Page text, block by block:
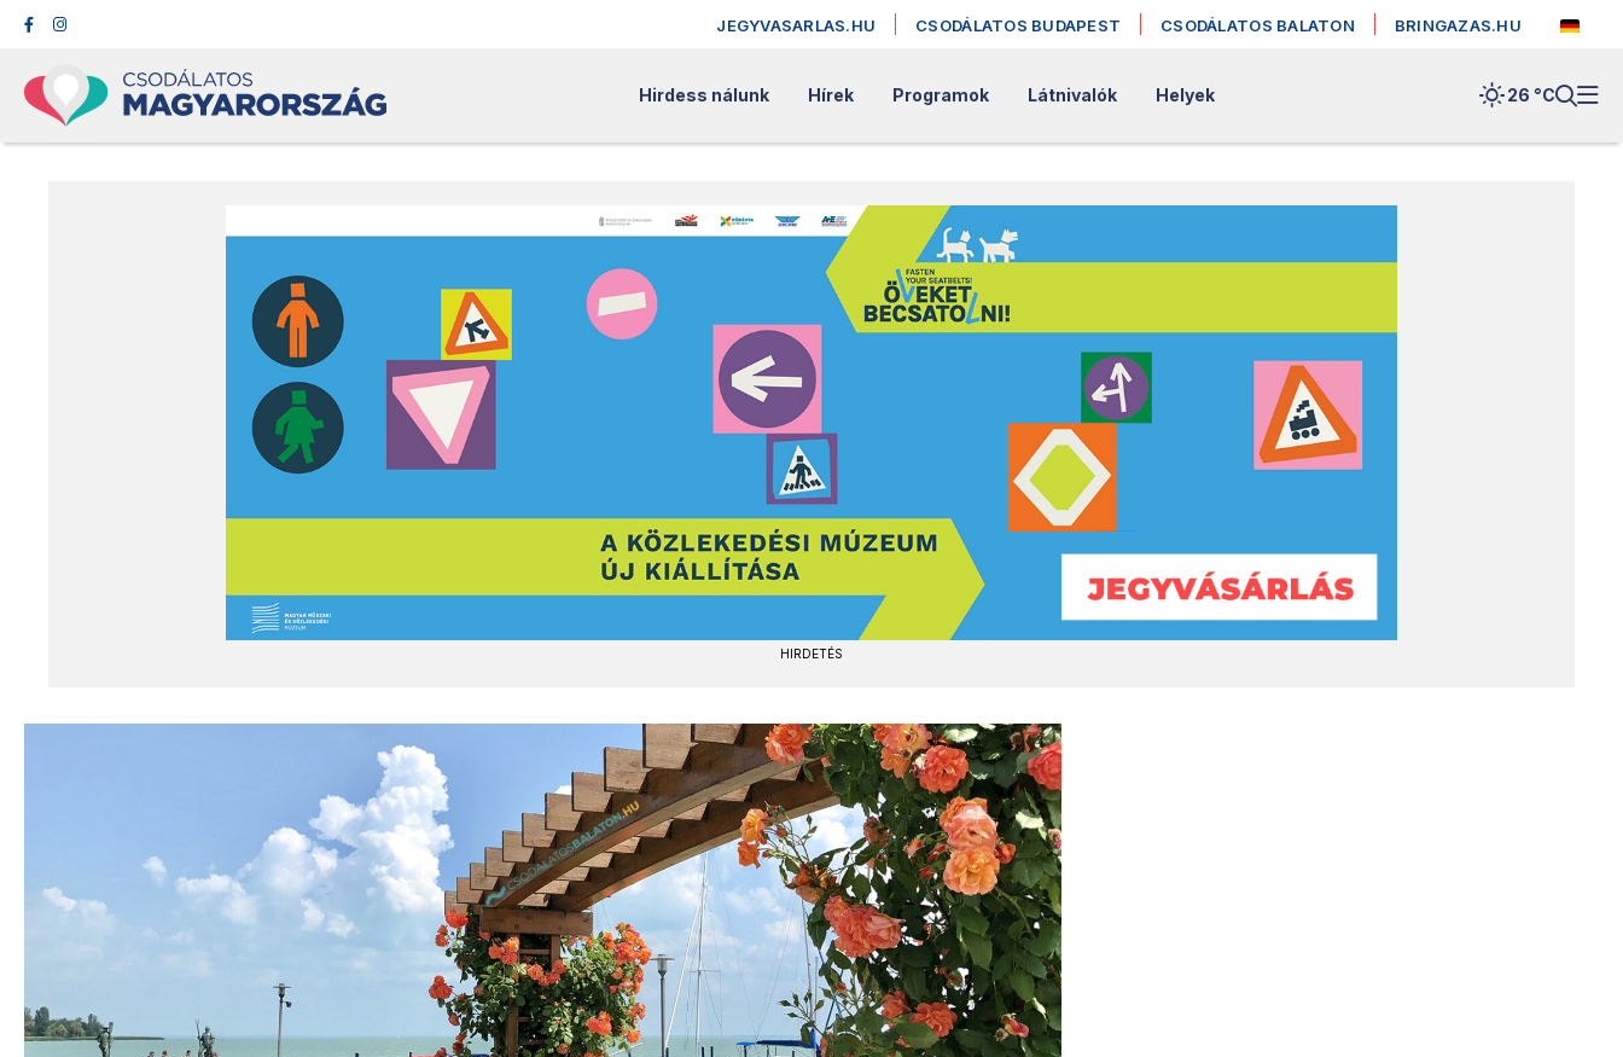
JEGYVASARLAS.HU CSODÁLATOS BUDAPEST CSODÁLATOS BALATON BRINGAZAS.HU
Hirdess nálunk Hírek Programok Látnivalók Helyek 26 °C
HIRDETÉS